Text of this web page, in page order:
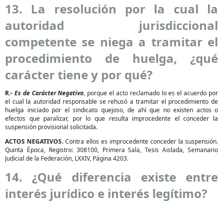
13. La resolución por la cual la
autoridad jurisdiccional
competente se niega a tramitar el
procedimiento de huelga, ¿qué
carácter tiene y por qué?
R.- Es de Carácter Negativo, porque el acto reclamado lo es el acuerdo por
el cual la autoridad responsable se rehusó a tramitar el procedimiento de
huelga iniciado por el sindicato quejoso, de ahí que no existen actos o
efectos que paralizar, por lo que resulta improcedente el conceder la
suspensión provisional solicitada.
ACTOS NEGATIVOS. Contra ellos es improcedente conceder la suspensión.
Quinta Época, Registro: 308100, Primera Sala, Tesis Aislada, Semanario
Judicial de la Federación, LXXIV, Página 4203.
14. ¿Qué diferencia existe entre
interés jurídico e interés legítimo?